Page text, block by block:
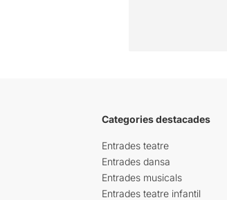
Categories destacades
Entrades teatre
Entrades dansa
Entrades musicals
Entrades teatre infantil